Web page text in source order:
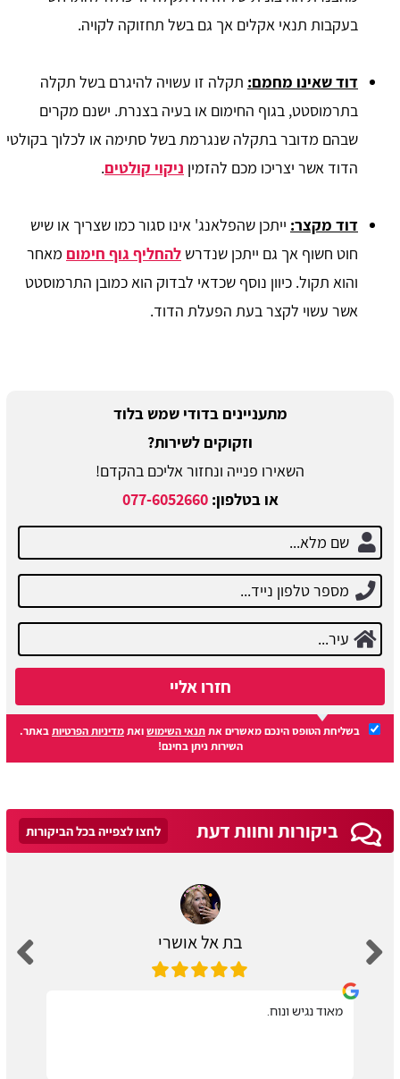
בעקבות תנאי אקלים אך גם בשל תחזוקה לקויה.
דוד שאינו מחמם: תקלה זו עשויה להיגרם בשל תקלה
בתרמוסטט, בגוף החימום או בעיה בצנרת. ישנם מקרים
שבהם מדובר בתקלה שנגרמת בשל סתימה או לכלוך בקולטי
הדוד אשר יצריכו מכם להזמין ניקוי קולטים.
דוד מקצר: ייתכן שהפלאנג' אינו סגור כמו שצריך או שיש
חוט חשוף אך גם ייתכן שנדרש להחליף גוף חימום מאחר
והוא תקול. כיוון נוסף שכדאי לבדוק הוא כמובן התרמוסטט
אשר עשוי לקצר בעת הפעלת הדוד.
מתעניינים בדודי שמש בלוד
וזקוקים לשירות?
השאירו פנייה ונחזור אליכם בהקדם!
או בטלפון:077-6052660
חזרו אליי
בשליחת הטופס הינכם מאשרים אתתנאי השימושואתמדיניות הפרטיותבאתר.
השירות ניתן בחינם!
ביקורות וחוות דעת לחצו לצפייה בכל הביקורות
בת אל אושרי
מאוד נגיש ונוח.